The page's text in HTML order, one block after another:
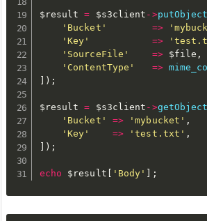
$result = $s3client - >putObject
'Bucket'
=>
'Key'
=>
'SourceFile'
=> $file ,
'ContentType'
=>
) ;
$result = $s3client - >getObject
'Bucket'
=> 'mybucket' ,
'Key'
=> 'test.txt' ,
) ;
echo $result 'Body' ;